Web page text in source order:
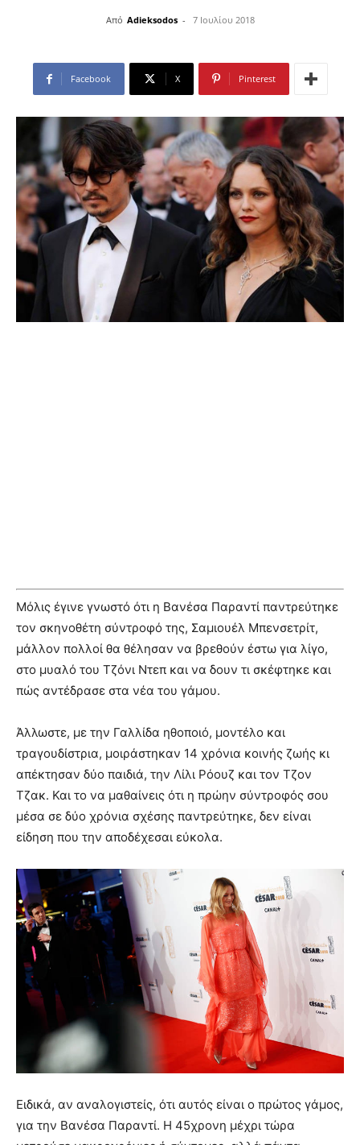
Από Adieksodos - 7 Ιουλίου 2018
Facebook X Pinterest
Μόλις έγινε γνωστό ότι η Βανέσα Παραντί παντρεύτηκε
τον σκηνοθέτη σύντροφό της, Σαμιουέλ Μπενσετρίτ,
μάλλον πολλοί θα θέλησαν να βρεθούν έστω για λίγο,
στο μυαλό του Τζόνι Ντεπ και να δουν τι σκέφτηκε και
πώς αντέδρασε στα νέα του γάμου.
Άλλωστε, με την Γαλλίδα ηθοποιό, μοντέλο και
τραγουδίστρια, μοιράστηκαν 14 χρόνια κοινής ζωής κι
απέκτησαν δύο παιδιά, την Λίλι Ρόουζ και τον Τζον
Τζακ. Και το να μαθαίνεις ότι η πρώην σύντροφός σου
μέσα σε δύο χρόνια σχέσης παντρεύτηκε, δεν είναι
είδηση που την αποδέχεσαι εύκολα.
Ειδικά, αν αναλογιστείς, ότι αυτός είναι ο πρώτος γάμος,
για την Βανέσα Παραντί. Η 45χρονη μέχρι τώρα